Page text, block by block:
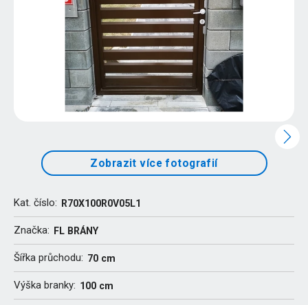
Zobrazit více fotografií
Kat. číslo: R70X100R0V05L1
Značka: FL BRÁNY
Šířka průchodu: 70 cm
Výška branky: 100 cm